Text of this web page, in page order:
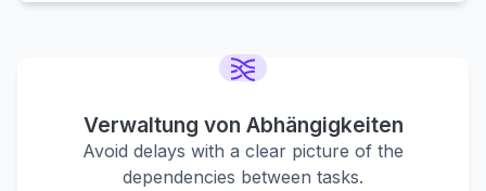
Learn more
Verwaltung von Abhängigkeiten
Avoid delays with a clear picture of the
dependencies between tasks.